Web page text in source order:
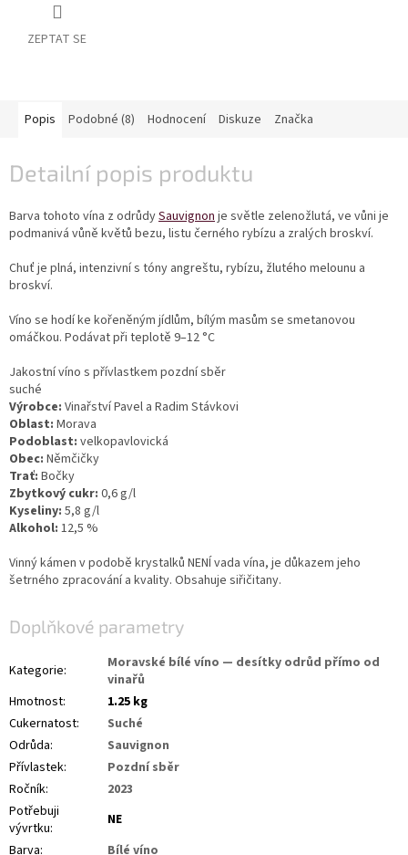
Dárkové
balení
vína
větší
objem
Ostatní
Značky
Přihlášení
ZEPTAT SE
Popis Podobné (8) Hodnocení Diskuze Značka
Detailní popis produktu
Barva tohoto vína z odrůdySauvignonje světle zelenožlutá, ve vůni je
podmanivá vůně květů bezu, listu černého rybízu a zralých broskví.
Chuť je plná, intenzivní s tóny angreštu, rybízu, žlutého melounu a
broskví.
Víno se hodí ke kořeněným jídlům, bílým masům se smetanovou
omáčkou. Podávat při teplotě 9–12 °C
Jakostní víno s přívlastkem pozdní sběr
suché
Výrobce: Vinařství Pavel a Radim Stávkovi
Oblast: Morava
Podoblast: velkopavlovická
Obec: Němčičky
Trať: Bočky
Zbytkový cukr: 0,6 g/l
Kyseliny: 5,8 g/l
Alkohol: 12,5 %
Vinný kámen v podobě krystalků NENÍ vada vína, je důkazem jeho
šetrného zpracování a kvality. Obsahuje siřičitany.
Doplňkové parametry
Kategorie:
Moravské bílé víno — desítky odrůd přímo od
vinařů
Hmotnost:
1.25 kg
Cukernatost:
Suché
Odrůda:
Sauvignon
Přívlastek:
Pozdní sběr
Ročník:
2023
Potřebuji
vývrtku:
NE
Barva: Bílé víno